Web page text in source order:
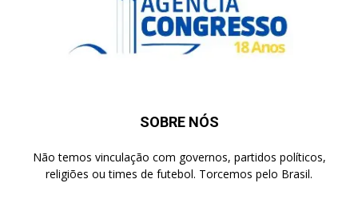
SOBRE NÓS
Não temos vinculação com governos, partidos políticos,
religiões ou times de futebol. Torcemos pelo Brasil.